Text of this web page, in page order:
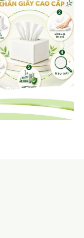
Biệt So Với